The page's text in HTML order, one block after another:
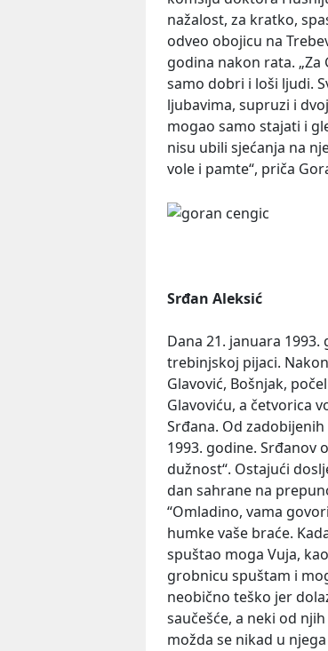
nažalost, za kratko,
odveo obojicu na
godina nakon rata.
samo dobri i loši ljudi.
ljubavima, supruzi i
mogao samo stajati i
nisu ubili sjećanja na
vole i pamte“, priča
Srđan Aleksić
Dana 21. januara
trebinjskoj pijaci.
Glavović, Bošnjak,
Glavoviću, a četvorica
Srđana. Od
1993. godine. Srđanov
dužnost“. Ostajući
dan sahrane na
“Omladino, vama
humke vaše braće.
spuštao moga Vuja,
grobnicu spuštam i
neobično teško jer
saučešće, a neki od
možda se nikad u